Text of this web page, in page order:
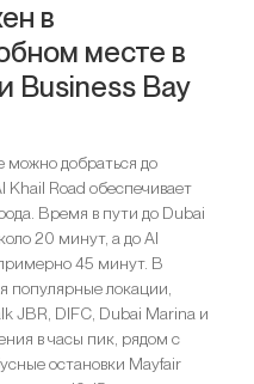
в
месте в
Business Bay
можно добраться до
Khail Road обеспечивает
Время в пути до Dubai
20 минут, а до Al
45 минут. В
популярные локации,
JBR, DIFC, Dubai Marina и
в часы пик, рядом с
остановки Mayfair